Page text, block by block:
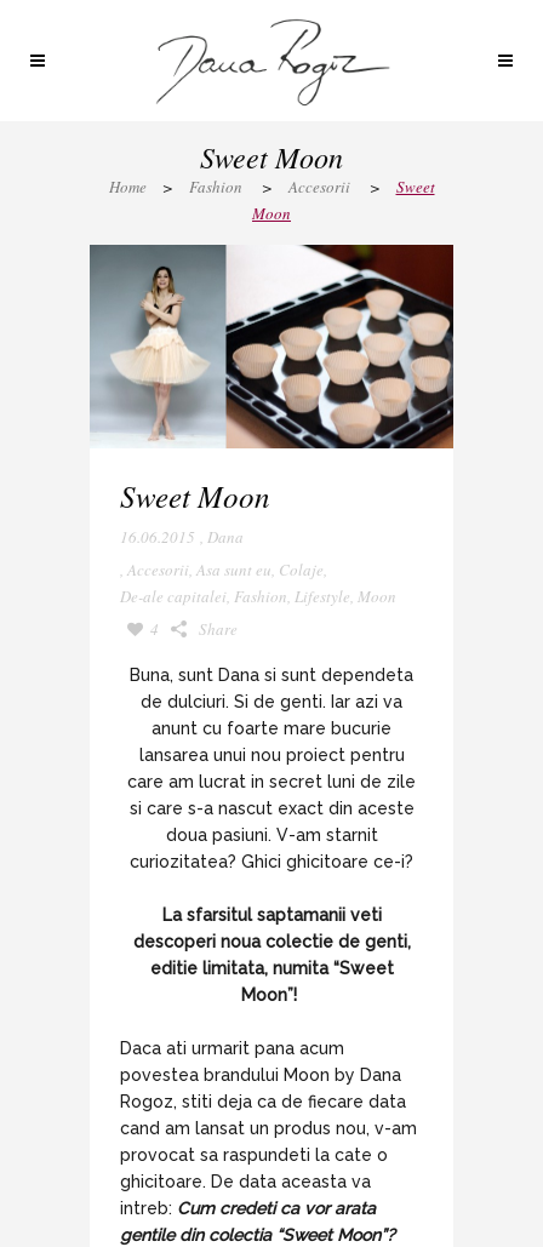
Sweet Moon
Home > Fashion > Accesorii >
Sweet
Moon
Sweet Moon
16.06.2015 , Dana
, Accesorii, Asa sunt eu, Colaje,
De-ale capitalei, Fashion, Lifestyle, Moon
4
Share
Buna, sunt Dana si sunt dependeta
de dulciuri. Si de genti. Iar azi va
anunt cu foarte mare bucurie
lansarea unui nou proiect pentru
care am lucrat in secret luni de zile
si care s-a nascut exact din aceste
doua pasiuni. V-am starnit
curiozitatea? Ghici ghicitoare ce-i?
La sfarsitul saptamanii veti
descoperi noua colectie de genti,
editie limitata, numita “Sweet
Moon”!
Daca ati urmarit pana acum
povestea brandului Moon by Dana
Rogoz, stiti deja ca de fiecare data
cand am lansat un produs nou, v-am
provocat sa raspundeti la cate o
ghicitoare. De data aceasta va
intreb: Cum credeti ca vor arata
gentile din colectia “Sweet Moon”?